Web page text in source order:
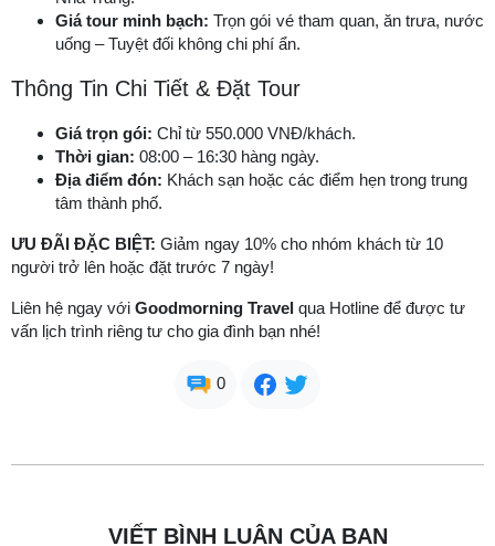
Giá tour minh bạch:Trọn gói vé tham quan, ăn trưa, nước
uống – Tuyệt đối không chi phí ẩn.
Thông Tin Chi Tiết & Đặt Tour
Giá trọn gói: Chỉ từ 550.000 VNĐ/khách.
Thời gian: 08:00 – 16:30 hàng ngày.
Địa điểm đón: Khách sạn hoặc các điểm hẹn trong trung
tâm thành phố.
ƯU ĐÃI ĐẶC BIỆT: Giảm ngay 10% cho nhóm khách từ 10
người trở lên hoặc đặt trước 7 ngày!
Liên hệ ngay với Goodmorning Travel qua Hotline để được tư
vấn lịch trình riêng tư cho gia đình bạn nhé!
0
VIẾT BÌNH LUẬN CỦA BẠN